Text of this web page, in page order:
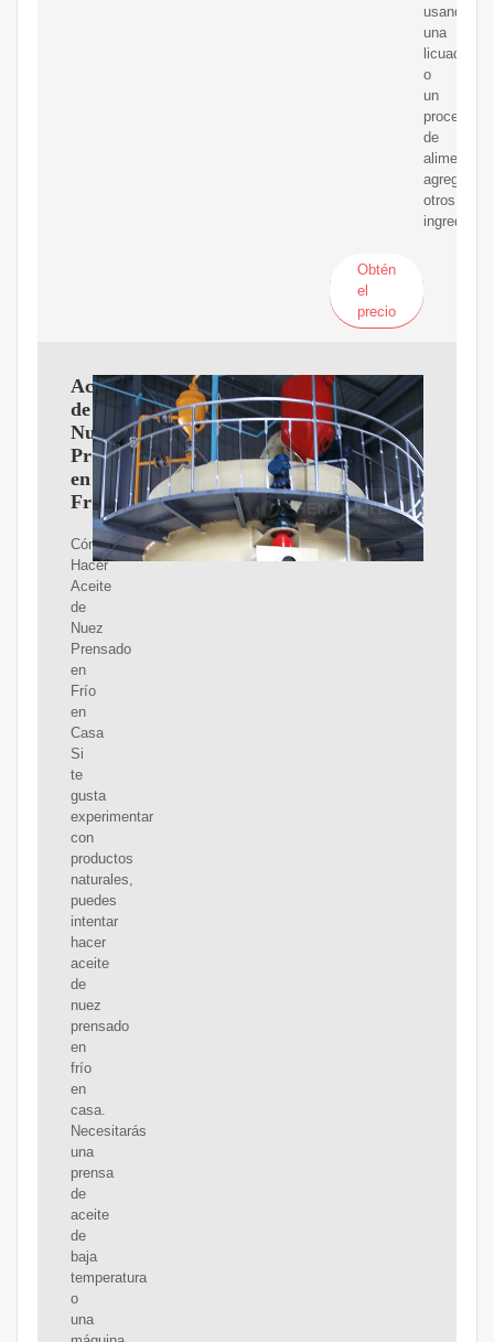
usando
una
licuadora
o
un
procesador
de
alimentos,
agregando
otros
Obtén
el
precio
Aceite
de
Nuez
Prensado
en
Frío
Cómo
Hacer
Aceite
de
Nuez
Prensado
en
Frío
en
Casa
Si
te
gusta
experimentar
con
productos
naturales,
puedes
intentar
hacer
aceite
de
nuez
prensado
en
frío
en
casa.
Necesitarás
una
prensa
de
aceite
de
baja
temperatura
o
una